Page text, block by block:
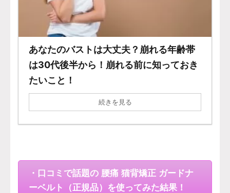
あなたのバストは大丈夫？崩れる年齢帯
は30代後半から！崩れる前に知っておき
たいこと！
続きを見る
・口コミで話題の 腰痛 猫背矯正 ガードナ
ーベルト（正規品）を使ってみた結果！